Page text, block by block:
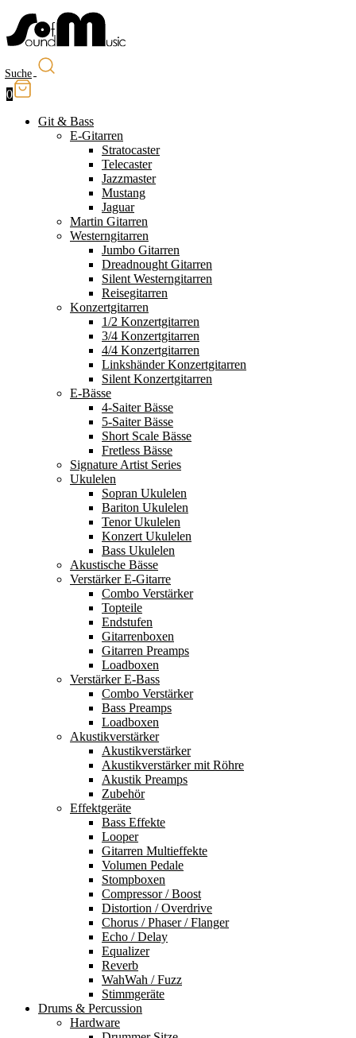
Suche
0
Git & Bass
E-Gitarren
Stratocaster
Telecaster
Jazzmaster
Mustang
Jaguar
Martin Gitarren
Westerngitarren
Jumbo Gitarren
Dreadnought Gitarren
Silent Westerngitarren
Reisegitarren
Konzertgitarren
1/2 Konzertgitarren
3/4 Konzertgitarren
4/4 Konzertgitarren
Linkshänder Konzertgitarren
Silent Konzertgitarren
E-Bässe
4-Saiter Bässe
5-Saiter Bässe
Short Scale Bässe
Fretless Bässe
Signature Artist Series
Ukulelen
Sopran Ukulelen
Bariton Ukulelen
Tenor Ukulelen
Konzert Ukulelen
Bass Ukulelen
Akustische Bässe
Verstärker E-Gitarre
Combo Verstärker
Topteile
Endstufen
Gitarrenboxen
Gitarren Preamps
Loadboxen
Verstärker E-Bass
Combo Verstärker
Bass Preamps
Loadboxen
Akustikverstärker
Akustikverstärker
Akustikverstärker mit Röhre
Akustik Preamps
Zubehör
Effektgeräte
Bass Effekte
Looper
Gitarren Multieffekte
Volumen Pedale
Stompboxen
Compressor / Boost
Distortion / Overdrive
Chorus / Phaser / Flanger
Echo / Delay
Equalizer
Reverb
WahWah / Fuzz
Stimmgeräte
Drums & Percussion
Hardware